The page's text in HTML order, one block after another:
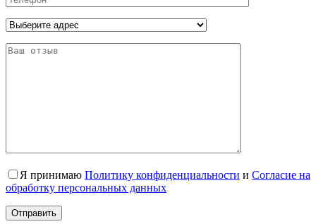
Я принимаю Политику конфиденциальности и Согласие на
обработку персональных данных